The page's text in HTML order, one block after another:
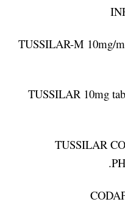
TUSSILAR-M 10mg/
TUSSILAR 10mg
TUSSILAR